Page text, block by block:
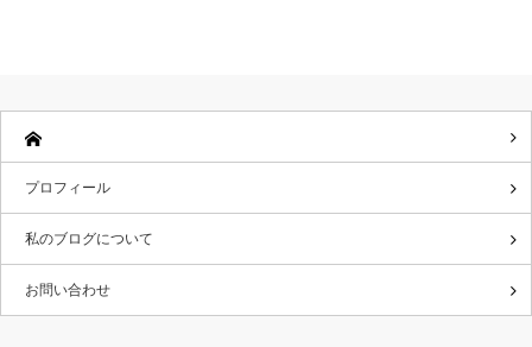
プロフィール
私のブログについて
お問い合わせ